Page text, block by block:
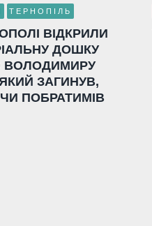
ТЕРНОПІЛЬ
ВІДКРИЛИ
ДОШКУ
ВОЛОДИМИРУ
ЗАГИНУВ,
ПОБРАТИМІВ